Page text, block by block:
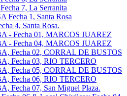
7, La Serranita
Fecha 1, Santa Rosa
4, Santa Rosa.
- Fecha 01, MARCOS JUAREZ
- Fecha 04, MARCOS JUAREZ
Fecha 02, CORRAL DE BUSTOS
Fecha 03, RIO TERCERO
Fecha 05, CORRAL DE BUSTOS
Fecha 06, RIO TERCERO
Fecha 07, San Miguel Plaza.